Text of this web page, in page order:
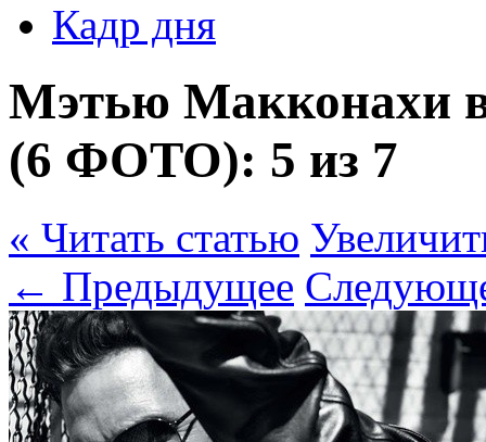
Кадр дня
Мэтью Макконахи в
(6 ФОТО): 5 из 7
« Читать статью
← Предыдущее